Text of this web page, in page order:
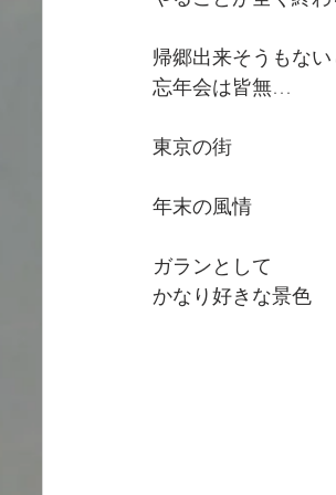
帰郷出来そうもな
忘年会は皆無…
東京の街
年末の風情
ガランとして
かなり好きな景色